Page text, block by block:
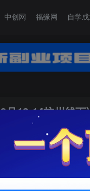
中创网 福缘网 自学
月12-14杭州线